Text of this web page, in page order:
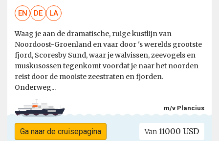
EN DE LA
Waag je aan de dramatische, ruige kustlijn van
Noordoost-Groenland en vaar door 's werelds grootste
fjord, Scoresby Sund, waar je walvissen, zeevogels en
muskusossen tegenkomt voordat je naar het noorden
reist door de mooiste zeestraten en fjorden.
Onderweg...
m/v Plancius
Ga naar de cruisepagina Van 11000 USD